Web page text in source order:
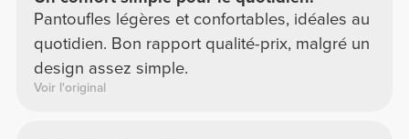
Pantoufles légères et confortables, idéales au
quotidien. Bon rapport qualité-prix, malgré un
design assez simple.
Voir l'original